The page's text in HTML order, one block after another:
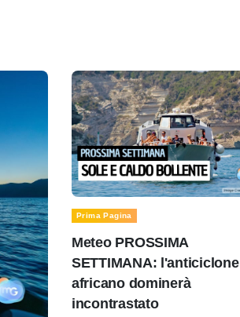
Prima Pagina
Meteo PROSSIMA
SETTIMANA: l'anticiclone
africano dominerà
incontrastato